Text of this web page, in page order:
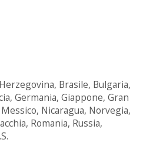
Brasile, Bulgaria,
Germania, Giappone, Gran
Nicaragua, Norvegia,
Romania, Russia,